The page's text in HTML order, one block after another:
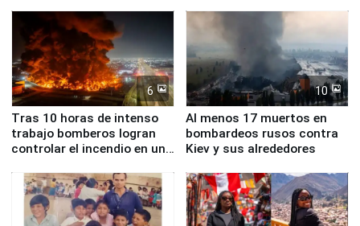
Fenómeno El Niño
6
Tras 10 horas de intenso
trabajo bomberos logran
controlar el incendio en una
de Chile
10
Al menos 17 muertos en
bombardeos rusos contra
Kiev y sus alrededores